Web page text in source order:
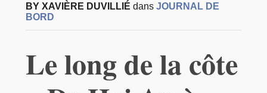
BY XAVIÈRE DUVILLIÉ dans JOURNAL DE
BORD
Le long de la côte